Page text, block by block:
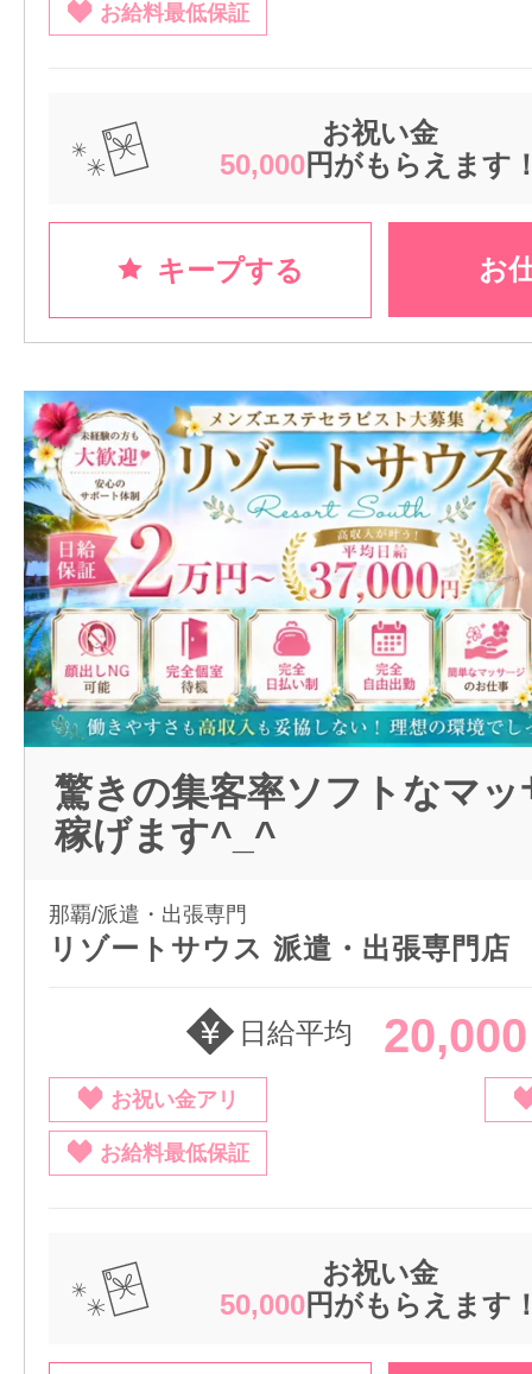
お給料最低保証
お祝い金
50,000円がもらえます
キープする お
驚きの集客率ソフトなマッ
稼げます^_^
那覇/派遣・出張専門
リゾートサウス 派遣・出張専門店
日給平均
お祝い金アリ
お給料最低保証
お祝い金
50,000円がもらえます